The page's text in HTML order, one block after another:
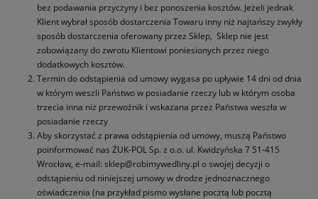
bez podawania przyczyny i bez ponoszenia kosztów. Jeżeli jednak
Klient wybrał sposób dostarczenia Towaru inny niż najtańszy zwykły
sposób dostarczenia oferowany przez Sklep, Sklep nie jest
zobowiązany do zwrotu Klientowi poniesionych przez niego
dodatkowych kosztów.
Termin do odstąpienia od umowy wygasa po upływie 14 dni od dnia
w którym weszli Państwo w posiadanie rzeczy lub w którym osoba
trzecia inna niż przewoźnik i wskazana przez Państwa weszła w
posiadanie rzeczy
Aby skorzystać z prawa odstąpienia od umowy, muszą Państwo
poinformować nas ŻUK-POL Sp. z o.o. ul. Kwidzyńska 7 51-415
Wrocław, e-mail: sklep@robimywedliny.pl o swojej decyzji o
odstąpieniu od niniejszej umowy w drodze jednoznacznego
oświadczenia (na przykład pismo wysłane pocztą lub pocztą